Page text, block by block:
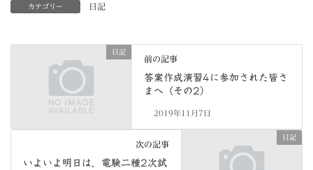
カテゴリー 日記
日記
前の記事
答案作成演習4に参加された皆さ
まへ（その2）
2019年11月7日
日記
次の記事
いよいよ明日は，電験二種2次試